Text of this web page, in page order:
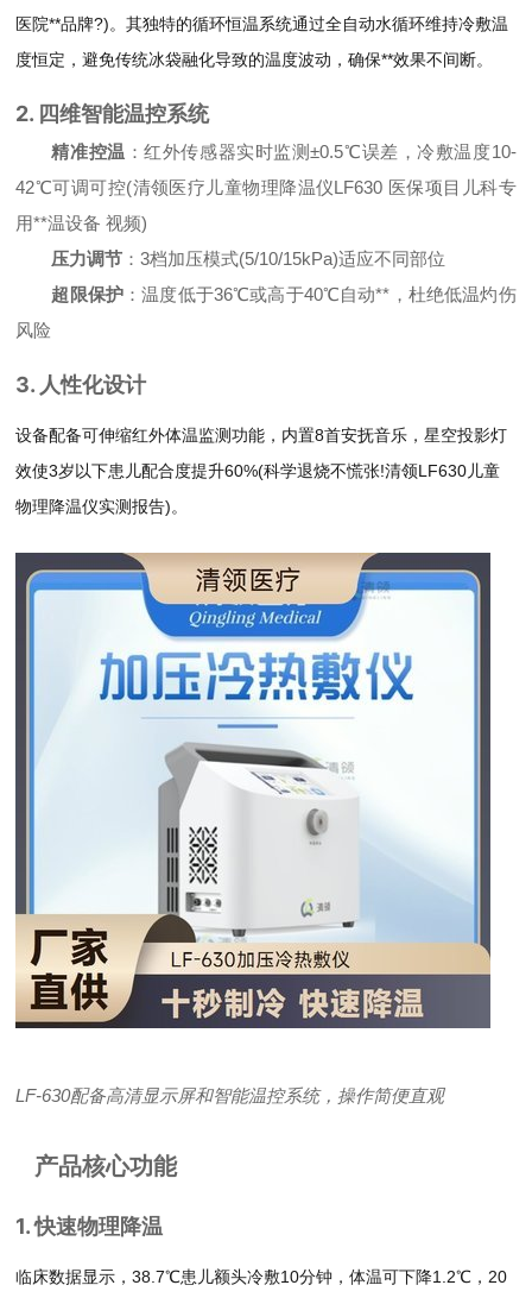
医院**品牌?)。其独特的循环恒温系统通过全自动水循环维持冷敷温
度恒定，避免传统冰袋融化导致的温度波动，确保**效果不间断。
2. 四维智能温控系统
精准控温 ：红外传感器实时监测±0.5℃误差，冷敷温度10-
42℃可调可控(清领医疗儿童物理降温仪LF630 医保项目儿科专
用**温设备 视频)
压力调节 ：3档加压模式(5/10/15kPa)适应不同部位
超限保护 ：温度低于36℃或高于40℃自动**，杜绝低温灼伤
风险
3. 人性化设计
设备配备可伸缩红外体温监测功能，内置8首安抚音乐，星空投影灯
效使3岁以下患儿配合度提升60%(科学退烧不慌张!清领LF630儿童
物理降温仪实测报告)。
LF-630配备高清显示屏和智能温控系统，操作简便直观
产品核心功能
1. 快速物理降温
临床数据显示，38.7℃患儿额头冷敷10分钟，体温可下降1.2℃，20